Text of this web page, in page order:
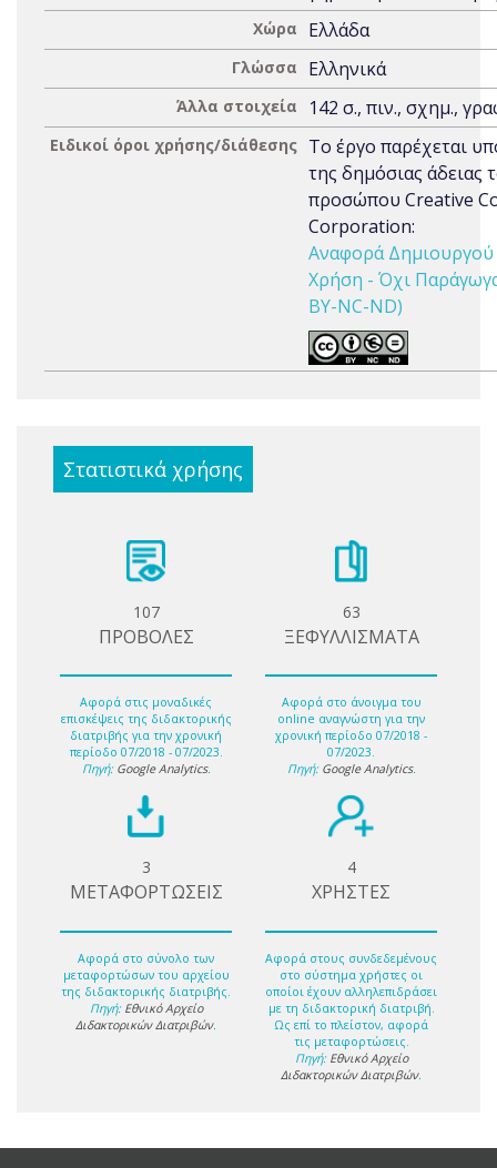
Χώρα Ελλάδα
Γλώσσα Ελληνικά
Άλλα στοιχεία 142 σ., πιν., σχημ.,
Ειδικοί όροι χρήσης/διάθεσης Το έργο παρέχεται
της δημόσιας άδειας
προσώπου Creative
Corporation:
Αναφορά
Χρήση - Όχι
BY-NC-ND)
Στατιστικά χρήσης
107
ΠΡΟΒΟΛΕΣ
Αφορά στις μοναδικές
επισκέψεις της διδακτορικής
διατριβής για την χρονική
περίοδο 07/2018 - 07/2023.
Πηγή: Google Analytics.
63
ΞΕΦΥΛΛΙΣΜΑΤΑ
Αφορά στο άνοιγμα του
online αναγνώστη για την
χρονική περίοδο 07/2018 -
07/2023.
Πηγή: Google Analytics.
3
ΜΕΤΑΦΟΡΤΩΣΕΙΣ
Αφορά στο σύνολο των
μεταφορτώσων του αρχείου
της διδακτορικής διατριβής.
Πηγή: Εθνικό Αρχείο
Διδακτορικών Διατριβών.
4
ΧΡΗΣΤΕΣ
Αφορά στους συνδεδεμένους
στο σύστημα χρήστες οι
οποίοι έχουν αλληλεπιδράσει
με τη διδακτορική διατριβή.
Ως επί το πλείστον, αφορά
τις μεταφορτώσεις.
Πηγή: Εθνικό Αρχείο
Διδακτορικών Διατριβών.